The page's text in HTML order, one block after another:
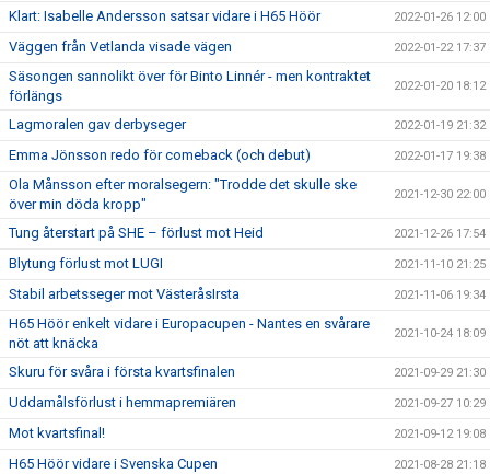
Klart: Isabelle Andersson satsar vidare i H65 Höör 2022-01-26 12:00
Väggen från Vetlanda visade vägen 2022-01-22 17:37
Säsongen sannolikt över för Binto Linnér - men kontraktet
förlängs
2022-01-20 18:12
Lagmoralen gav derbyseger 2022-01-19 21:32
Emma Jönsson redo för comeback (och debut) 2022-01-17 19:38
Ola Månsson efter moralsegern: "Trodde det skulle ske
över min döda kropp"
2021-12-30 22:00
Tung återstart på SHE – förlust mot Heid 2021-12-26 17:54
Blytung förlust mot LUGI 2021-11-10 21:25
Stabil arbetsseger mot VästeråsIrsta 2021-11-06 19:34
H65 Höör enkelt vidare i Europacupen - Nantes en svårare
nöt att knäcka
2021-10-24 18:09
Skuru för svåra i första kvartsfinalen 2021-09-29 21:30
Uddamålsförlust i hemmapremiären 2021-09-27 10:29
Mot kvartsfinal! 2021-09-12 19:08
H65 Höör vidare i Svenska Cupen 2021-08-28 21:18